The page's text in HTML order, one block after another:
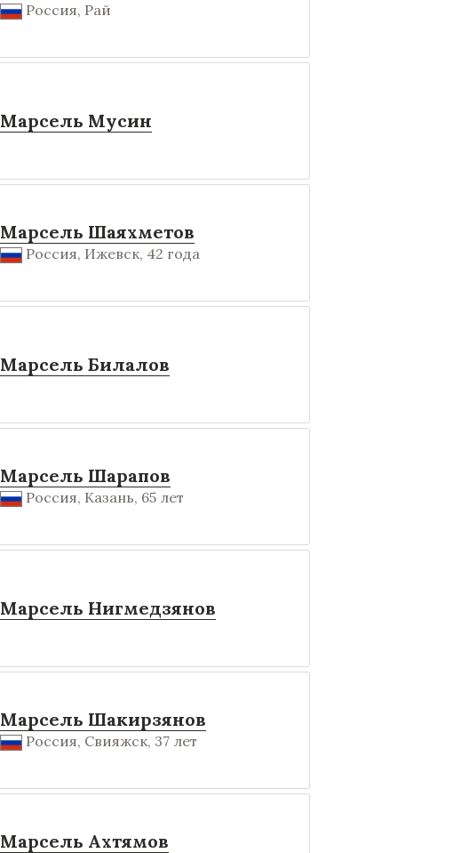
Россия, Рай
Марсель Мусин
Марсель Шаяхметов
Россия, Ижевск, 42 года
Марсель Билалов
Марсель Шарапов
Россия, Казань, 65 лет
Марсель Нигмедзянов
Марсель Шакирзянов
Россия, Свияжск, 37 лет
Марсель Ахтямов